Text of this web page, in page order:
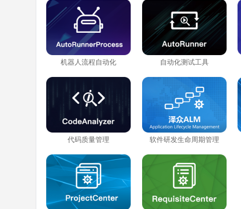
机器人流程自动化 自动化测试工具
代码质量管理 软件研发生命周期管理